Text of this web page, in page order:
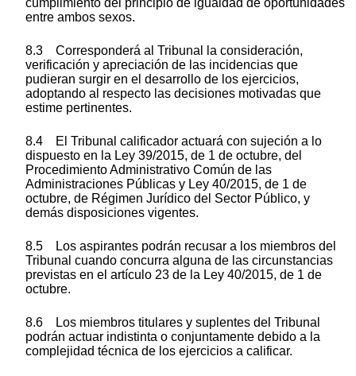
entre ambos sexos.
8.3 Corresponderá al Tribunal la consideración,
verificación y apreciación de las incidencias que
pudieran surgir en el desarrollo de los ejercicios,
adoptando al respecto las decisiones motivadas que
estime pertinentes.
8.4 El Tribunal calificador actuará con sujeción a lo
dispuesto en la Ley 39/2015, de 1 de octubre, del
Procedimiento Administrativo Común de las
Administraciones Públicas y Ley 40/2015, de 1 de
octubre, de Régimen Jurídico del Sector Público, y
demás disposiciones vigentes.
8.5 Los aspirantes podrán recusar a los miembros del
Tribunal cuando concurra alguna de las circunstancias
previstas en el artículo 23 de la Ley 40/2015, de 1 de
octubre.
8.6 Los miembros titulares y suplentes del Tribunal
podrán actuar indistinta o conjuntamente debido a la
complejidad técnica de los ejercicios a calificar.